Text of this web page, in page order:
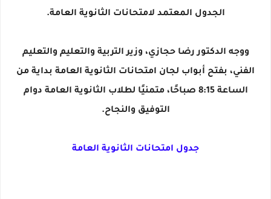
الجدول المعتمد لامتحانات الثانوية العامة.
ووجه الدكتور رضا حجازي، وزير التربية والتعليم والتعليم
الفني، بفتح أبواب لجان امتحانات الثانوية العامة بداية من
الساعة 8:15 صباحًا، متمنيًا لطلاب الثانوية العامة دوام
التوفيق والنجاح.
جدول امتحانات الثانوية العامة